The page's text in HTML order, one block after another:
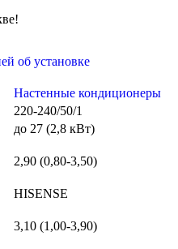
об установке
Настенные кондиционеры
220-240/50/1
до 27 (2,8 кВт)
2,90 (0,80-3,50)
HISENSE
3,10 (1,00-3,90)